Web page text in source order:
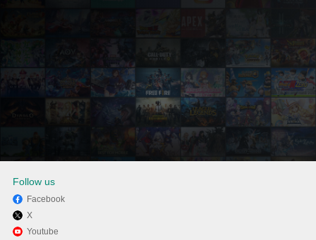
MEmuを使用してPCでRagdoll
Follow us
Facebook
X
Youtube